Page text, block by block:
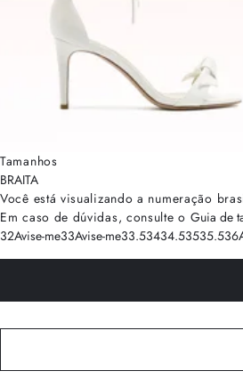
Tamanhos
BRAITA
Você está visualizando a numeração
Em caso de dúvidas, consulte o Guia de
32Avise-me33Avise-me33.53434.53535.536